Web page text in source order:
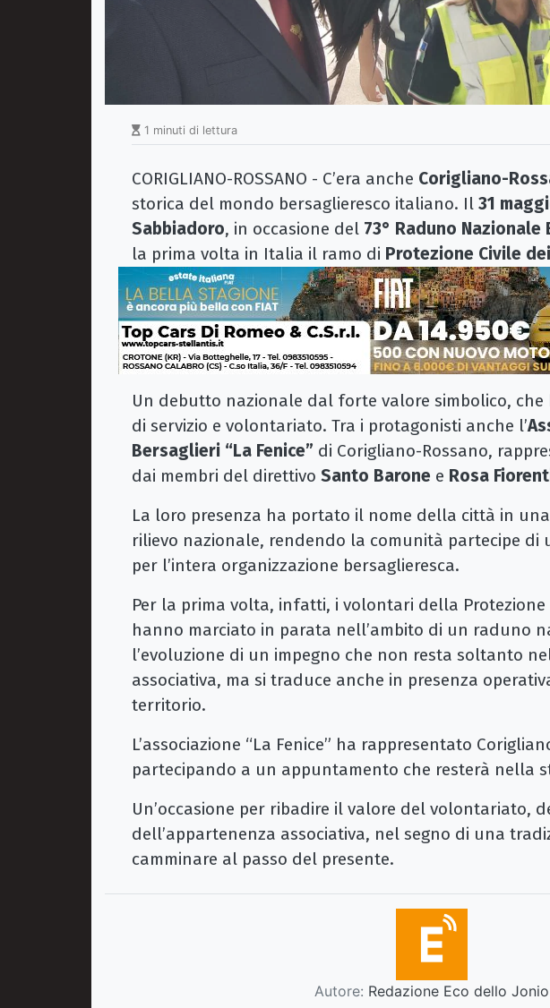
1 minuti di lettura
CORIGLIANO-ROSSANO - C’era anche Corigliano-
storica del mondo bersaglieresco italiano. Il 31
Sabbiadoro, in occasione del 73° Raduno
la prima volta in Italia il ramo di Protezione Civile
Un debutto nazionale dal forte valore simbolico,
di servizio e volontariato. Tra i protagonisti anche l’
Bersaglieri “La Fenice” di Corigliano-Rossano,
dai membri del direttivo Santo Barone e Rosa
La loro presenza ha portato il nome della città in
rilievo nazionale, rendendo la comunità partecipe di
per l’intera organizzazione bersaglieresca.
Per la prima volta, infatti, i volontari della Protezione
hanno marciato in parata nell’ambito di un raduno
l’evoluzione di un impegno che non resta soltanto
associativa, ma si traduce anche in presenza
territorio.
L’associazione “La Fenice” ha rappresentato
partecipando a un appuntamento che resterà nella
Un’occasione per ribadire il valore del volontariato,
dell’appartenenza associativa, nel segno di una
camminare al passo del presente.
Autore: Redazione Eco dello Jonio